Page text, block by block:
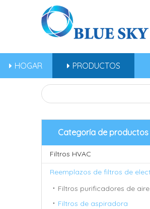
HOGAR PRODUCTOS
Categoría de productos
Filtros HVAC
Filtros purificadores de aire
Filtros de aspiradora